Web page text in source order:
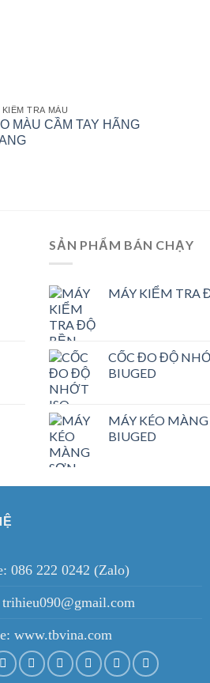
TRA MÀU
MÀU CẦM TAY HÃNG
SẢN PHẨM BÁN CHẠY
MÁY KIỂM TRA
CỐC ĐO ĐỘ
BIUGED
MÁY KÉO
BIUGED
086 222 0242 (Zalo)
www.tbvina.com